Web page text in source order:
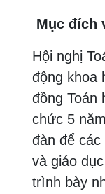
Mục đích
Hội nghị
động khoa
đồng Toán
chức 5
đàn để
và giáo
trình bày